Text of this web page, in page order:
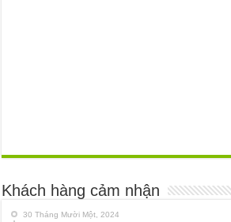
Khách hàng cảm nhận
30 Tháng Mười Một, 2024